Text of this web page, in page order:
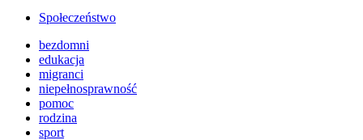
Społeczeństwo
bezdomni
edukacja
migranci
niepełnosprawność
pomoc
rodzina
sport